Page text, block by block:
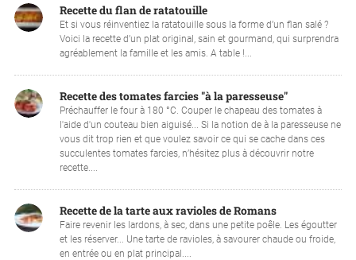
Recette du flan de ratatouille
Et si vous réinventiez la ratatouille sous la forme d’un flan salé ?
Voici la recette d’un plat original, sain et gourmand, qui surprendra
agréablement la famille et les amis. A table !...
Recette des tomates farcies "à la paresseuse"
Préchauffer le four à 180 °C. Couper le chapeau des tomates à
l'aide d'un couteau bien aiguisé... Si la notion de à la paresseuse ne
vous dit trop rien et que voulez savoir ce qui se cache dans ces
succulentes tomates farcies, n’hésitez plus à découvrir notre
recette....
Recette de la tarte aux ravioles de Romans
Faire revenir les lardons, à sec, dans une petite poêle. Les égoutter
et les réserver... Une tarte de ravioles, à savourer chaude ou froide,
en entrée ou en plat principal....